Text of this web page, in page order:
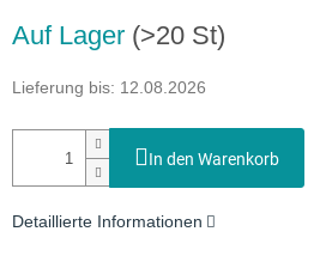
Auf Lager (>20 St)
Lieferung bis: 12.08.2026
In den Warenkorb
Detaillierte Informationen